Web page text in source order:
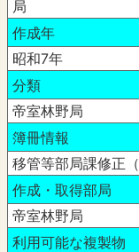
局
作成年
昭和7年
分類
帝室林野局
簿冊情報
移管等部局課修正
作成・取得部局
帝室林野局
利用可能な複製物